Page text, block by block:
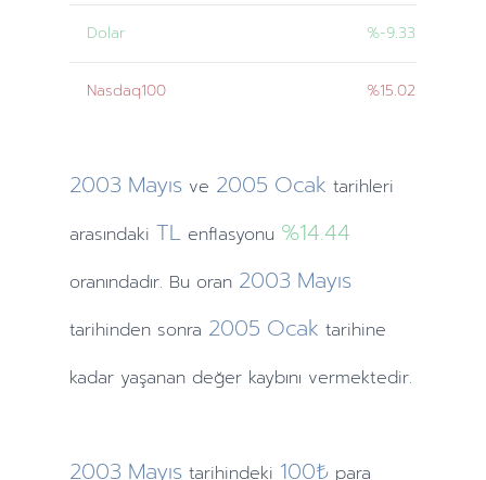
Dolar %-9.33
Nasdaq100 %15.02
2003 Mayıs ve 2005 Ocak tarihleri
arasındaki TLenflasyonu %14.44
oranındadır. Bu oran 2003 Mayıs
tarihindensonra 2005 Ocak tarihine
kadar yaşanan değer kaybını vermektedir.
2003 Mayıs tarihindeki 100₺ para